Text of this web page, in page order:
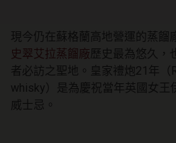
現今仍在蘇格蘭高地營運的蒸餾
史翠艾拉蒸餾廠 歷史最為悠久，
者必訪之聖地。皇家禮炮21年（
whisky）是為慶祝當年英國女王
威士忌。